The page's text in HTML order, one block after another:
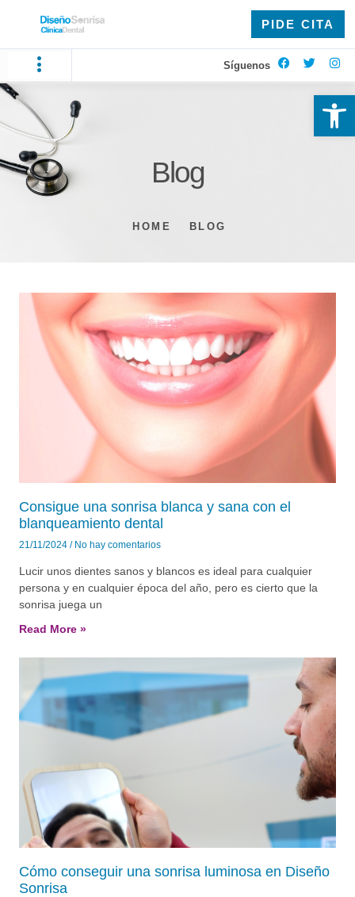
PIDE CITA
Síguenos
Blog
HOME BLOG
Consigue una sonrisa blanca y sana con el
blanqueamiento dental
21/11/2024 No hay comentarios
Lucir unos dientes sanos y blancos es ideal para cualquier
persona y en cualquier época del año, pero es cierto que la
sonrisa juega un
Read More »
Cómo conseguir una sonrisa luminosa en Diseño
Sonrisa